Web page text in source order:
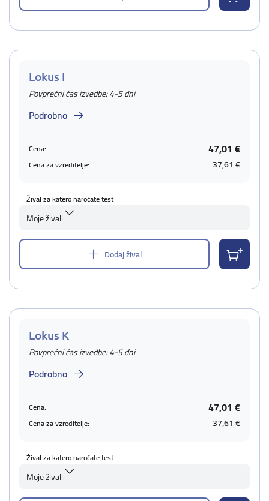
Lokus I
Povprečni čas izvedbe: 4-5 dni
Podrobno
Cena: 47,01 €
Cena za vzreditelje: 37,61 €
Žival za katero naročate test
Moje živali
Dodaj žival
Lokus K
Povprečni čas izvedbe: 4-5 dni
Podrobno
Cena: 47,01 €
Cena za vzreditelje: 37,61 €
Žival za katero naročate test
Moje živali